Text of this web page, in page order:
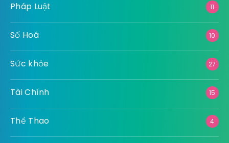
Pháp Luật 11
Số Hoá 10
Sức khỏe 27
Tài Chính 15
Thể Thao 4